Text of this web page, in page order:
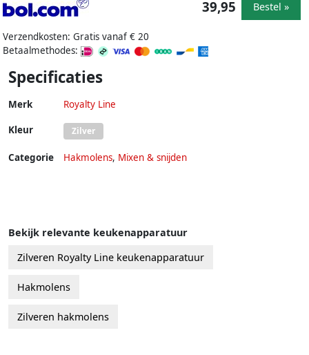
Verzendkosten: Gratis vanaf € 20
Betaalmethodes:
39,95 Bestel »
Specificaties
Merk Royalty Line
Kleur Zilver
Categorie Hakmolens, Mixen & snijden
Bekijk relevante keukenapparatuur
Zilveren Royalty Line keukenapparatuur
Hakmolens
Zilveren hakmolens